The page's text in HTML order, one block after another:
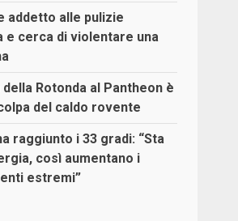
addetto alle pulizie
e cerca di violentare una
Rotonda al Pantheon è
del caldo rovente
raggiunto i 33 gradi: “Sta
così aumentano i
estremi”